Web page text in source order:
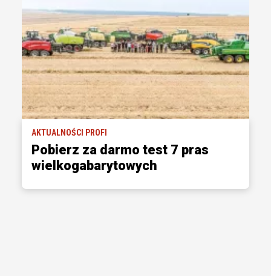
AKTUALNOŚCI PROFI
Pobierz za darmo test 7 pras
wielkogabarytowych